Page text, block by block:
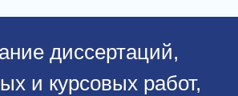
диссертаций,
и курсовых работ,